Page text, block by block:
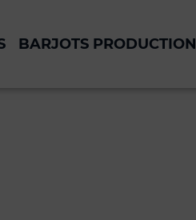
BARJOTS PRODUCTION